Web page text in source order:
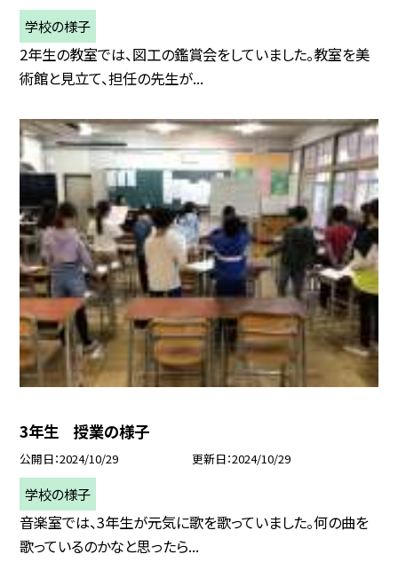
学校の様子
2年生の教室では、図工の鑑賞会をしていました。教室を美
術館と見立て、担任の先生が...
3年生 授業の様子
公開日 2024/10/29 更新日 2024/10/29
学校の様子
音楽室では、3年生が元気に歌を歌っていました。何の曲を
歌っているのかなと思ったら...